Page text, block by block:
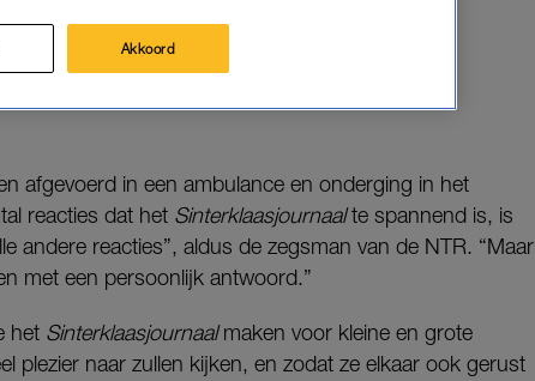
een slapeloze nacht.
op X.
afgevoerd in een ambulance en onderging in het
reacties dat het Sinterklaasjournaalte spannend is, is
andere reacties”, aldus de zegsman van de NTR. “Maar
met een persoonlijk antwoord.”
het Sinterklaasjournaalmaken voor kleine en grote
plezier naar zullen kijken, en zodat ze elkaar ook gerust
Akkoord